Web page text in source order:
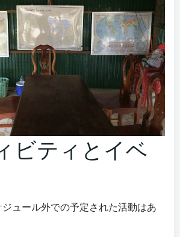
ビティとイベ
ュール外での予定された活動はあ